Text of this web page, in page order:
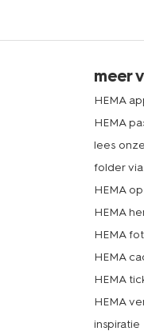
meer
HEMA
HEMA
lees
folder
HEMA
HEMA
HEMA
HEMA
HEMA
HEMA
inspiratie